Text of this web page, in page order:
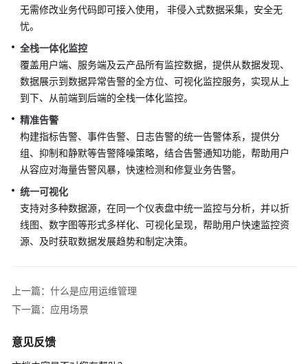
计
费
说
明
快
速
入
门
户
指
南
实
践
API
参
无需修改业务代码即可接入使用， 非侵入式数据采集，安全无
忧。
全栈一体化监控
覆盖用户端、服务端及云产品所有监控数据，提供从数据发现、
数据展示到数据异常告警的全方位、可视化监控服务，实现从上
到下、从前端到后端的全栈一体化监控。
精准告警
构建指标告警、事件告警、日志告警的统一告警体系，提供分
组、抑制和静默等告警降噪策略，结合告警通知功能，帮助用户
从容应对海量告警风暴，快速检测和修复业务告警。
统一可视化
支持对多种数据源，在同一个仪表盘中统一监控与分析，并以折
线图、数字图等形式多样化、可视化呈现，帮助用户快速监控资
源、及时获取数据发展趋势和制定决策。
上一篇：什么是应用运维管理
下一篇：应用场景
意见反馈